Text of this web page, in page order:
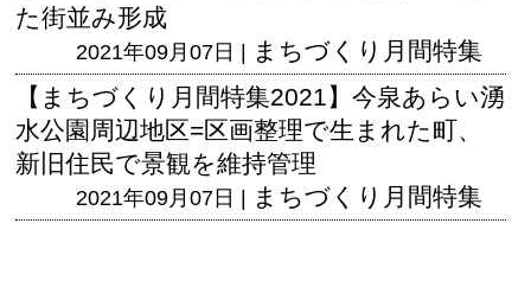
た街並み形成
2021年09月07日 | まちづくり月間特集
【まちづくり月間特集2021】今泉あらい湧
水公園周辺地区=区画整理で生まれた町、
新旧住民で景観を維持管理
2021年09月07日 | まちづくり月間特集